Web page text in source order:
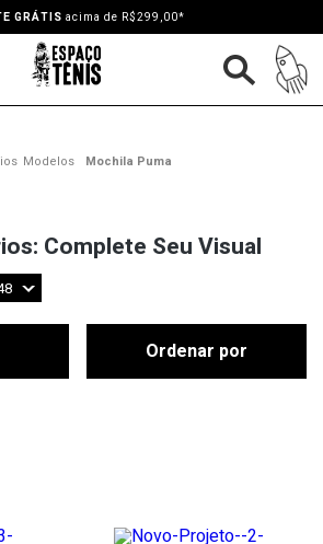
Modelos Mochila Puma
Complete Seu Visual
Ordenar por